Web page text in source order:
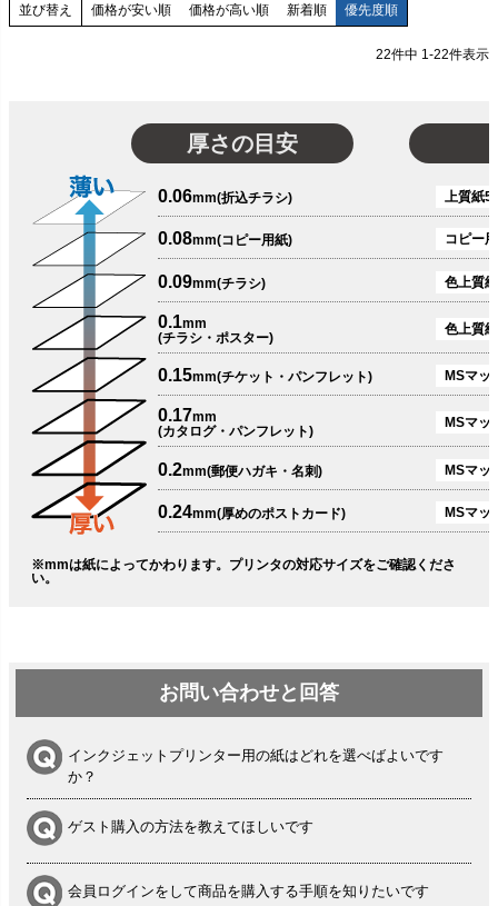
並び替え 価格が安い順 価格が高い順 新着順 優先度順
22件中 1-22件表示
厚さの目安
0.06mm(折込チラシ) 上質紙
0.08mm(コピー用紙) コピー
0.09mm(チラシ) 色上質
0.1mm
(チラシ・ポスター)
色上質
0.15mm(チケット・パンフレット) MSマッ
0.17mm
(カタログ・パンフレット)
MSマッ
0.2mm(郵便ハガキ・名刺) MSマッ
0.24mm(厚めのポストカード) MSマッ
※mmは紙によってかわります。プリンタの対応サイズをご確認くださ
い。
お問い合わせと回答
インクジェットプリンター用の紙はどれを選べばよいです
か？
ゲスト購入の方法を教えてほしいです
会員ログインをして商品を購入する手順を知りたいです